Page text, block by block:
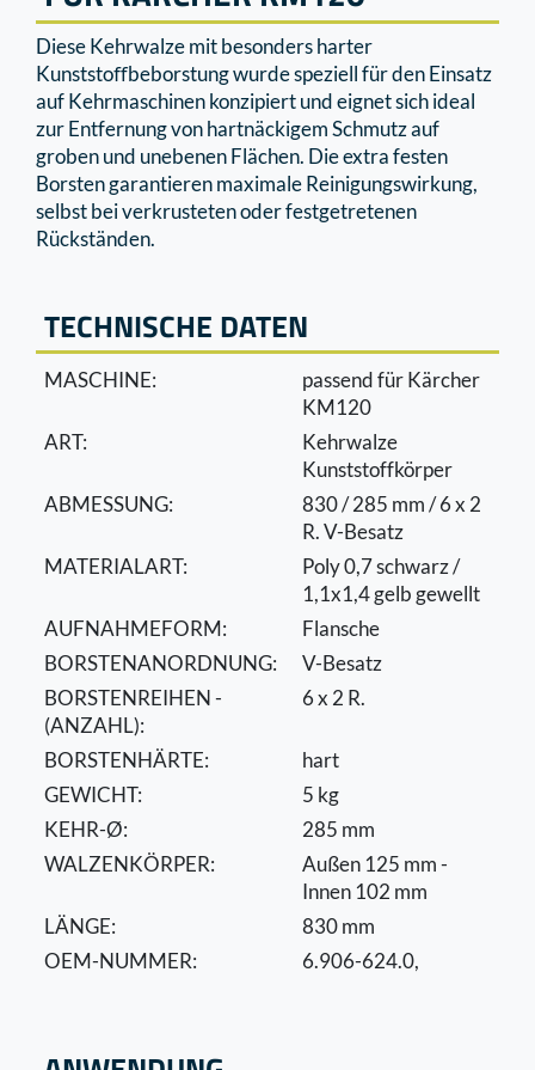
Diese Kehrwalze mit besonders harter
Kunststoﬀbeborstung wurde speziell für den Einsatz
auf Kehrmaschinen konzipiert und eignet sich ideal
zur Entfernung von hartnäckigem Schmutz auf
groben und unebenen Flächen. Die extra festen
Borsten garantieren maximale Reinigungswirkung,
selbst bei verkrusteten oder festgetretenen
Rückständen.
TECHNISCHE DATEN
MASCHINE:
passend für Kärcher
KM120
ART:
Kehrwalze
Kunststoffkörper
ABMESSUNG:
830 / 285 mm / 6 x 2
R. V-Besatz
MATERIALART:
Poly 0,7 schwarz /
1,1x1,4 gelb gewellt
AUFNAHMEFORM:
Flansche
BORSTENANORDNUNG:
V-Besatz
BORSTENREIHEN -
(ANZAHL):
6 x 2 R.
BORSTENHÄRTE:
hart
GEWICHT:
5 kg
KEHR-Ø:
285 mm
WALZENKÖRPER:
Außen 125 mm -
Innen 102 mm
LÄNGE:
830 mm
OEM-NUMMER:
6.906-624.0,